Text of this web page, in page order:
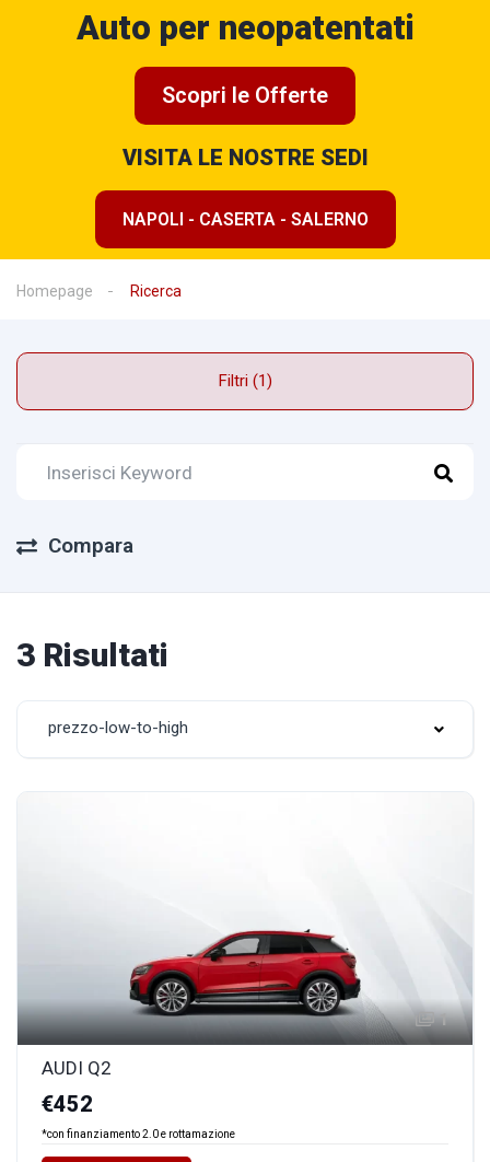
Auto per neopatentati
Scopri le Offerte
VISITA LE NOSTRE SEDI
NAPOLI - CASERTA - SALERNO
Homepage Ricerca
Filtri (1)
Compara
3 Risultati
prezzo-low-to-high
1
AUDI Q2
€452
*con finanziamento 2.0 e rottamazione